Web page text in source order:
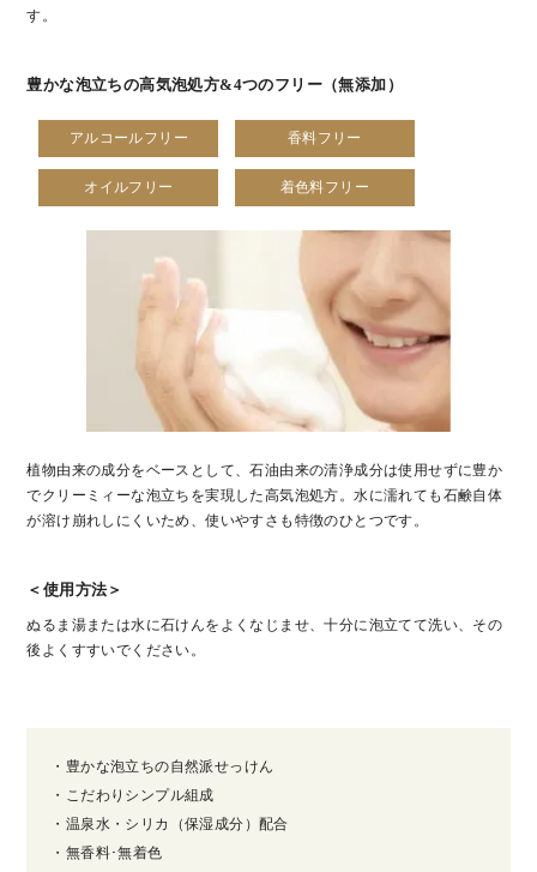
す。
豊かな泡立ちの高気泡処方&4つのフリー（無添加）
アルコールフリー 香料フリー
オイルフリー 着色料フリー
植物由来の成分をベースとして、石油由来の清浄成分は使用せずに豊か
でクリーミィーな泡立ちを実現した高気泡処方。水に濡れても石鹸自体
が溶け崩れしにくいため、使いやすさも特徴のひとつです。
＜使用方法＞
ぬるま湯または水に石けんをよくなじませ、十分に泡立てて洗い、その
後よくすすいでください。
・豊かな泡立ちの自然派せっけん
・こだわりシンプル組成
・温泉水・シリカ（保湿成分）配合
・無香料･無着色